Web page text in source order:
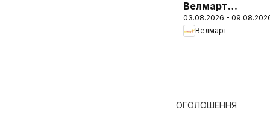
Велмарт
Поточний
каталог
03.08.2026 -
Велмарт
ОГОЛОШЕННЯ